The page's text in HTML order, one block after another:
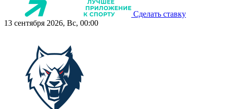
Сделать ставку
13 сентября 2026, Вс, 00:00